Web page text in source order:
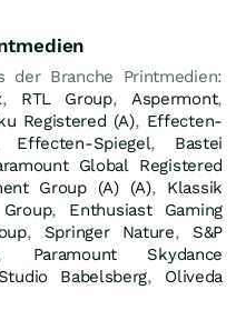
der Branche Printmedien:
, RTL Group, Aspermont,
Registered (A), Effecten-
Effecten-Spiegel, Bastei
Global Registered
Group (A) (A), Klassik
, Enthusiast Gaming
, Springer Nature, S&P
Paramount Skydance
Studio Babelsberg, Oliveda